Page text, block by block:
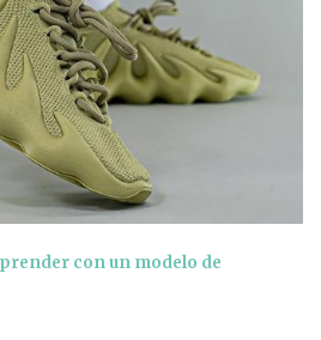
con un modelo de